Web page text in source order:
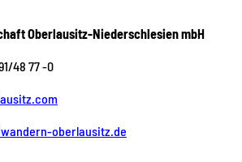
Oberlausitz-Niederschlesien mbH
48 77 -0
oberlausitz.de